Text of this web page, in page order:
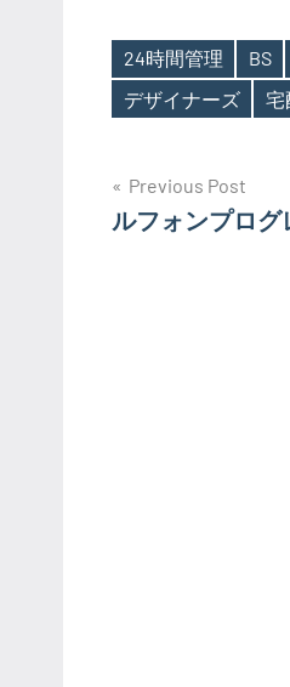
Tags
24時間管理 BS
デザイナーズ
宅
投
稿
Previous Post
ルフォンプロ